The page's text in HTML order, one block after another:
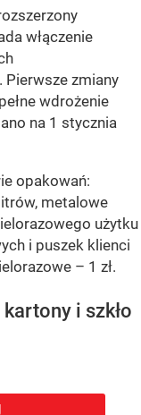
włączenie
Pierwsze zmiany
wdrożenie
na 1 stycznia
opakowań:
metalowe
użytku
i puszek klienci
– 1 zł.
i szkło